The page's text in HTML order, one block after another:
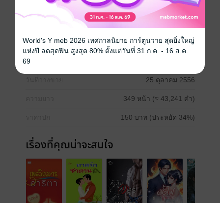
เหนื่อฟ้าย่อมมีฟ้า..
คนางค์จะยอมสยบหรือจะพยศต่อไป
ประเภทไฟล์
25 ตุลาคม 2556
349 หน้า (≈ 43,241 คำ)
150 บาท (ประหยัด 34%)
เรื่องที่คุณน่าจะสนใจ
World's Y meb 2026 เทศกาลนิยาย การ์ตูนวาย สุดยิ่งใหญ่
แห่งปี ลดสุดฟิน สูงสุด 80% ตั้งแต่วันที่ 31 ก.ค. - 16 ส.ค.
69